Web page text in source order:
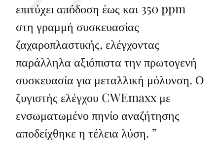
επιτύχει απόδοση έως και 350 ppm
στη γραμμή συσκευασίας
ζαχαροπλαστικής, ελέγχοντας
παράλληλα αξιόπιστα την πρωτογενή
συσκευασία για μεταλλική μόλυνση. Ο
ζυγιστής ελέγχου CWEmaxx με
ενσωματωμένο πηνίο αναζήτησης
αποδείχθηκε η τέλεια λύση. ”